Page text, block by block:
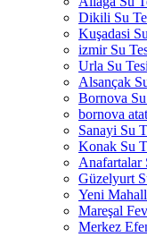
Dikili Su
Kuşadasi
izmir Su
Urla Su
Alsançak
Bornova Su
bornova
Sanayi Su
Konak Su
Anafartalar
Güzelyurt
Yeni
Mareşal
Merkez